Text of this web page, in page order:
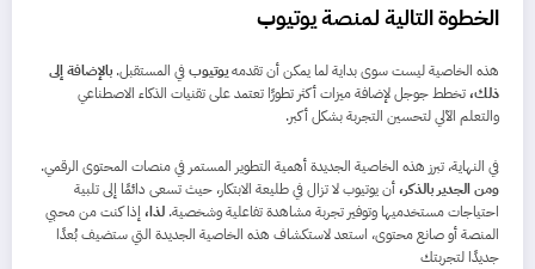
الخطوة التالية لمنصة يوتيوب
هذه الخاصية ليست سوى بداية لما يمكن أن تقدمهيوتيوبفي المستقبل. بالإضافة إلى
ذلك،تخطط جوجل لإضافة ميزات أكثر تطورًا تعتمد على تقنيات الذكاء الاصطناعي
والتعلم الآلي لتحسين التجربة بشكل أكبر.
في النهاية، تبرز هذه الخاصية الجديدة أهمية التطوير المستمر في منصات المحتوى الرقمي.
ومن الجدير بالذكر،أن يوتيوب لا تزال في طليعة الابتكار، حيث تسعى دائمًا إلى تلبية
احتياجات مستخدميها وتوفير تجربة مشاهدة تفاعلية وشخصية. لذا، إذا كنت من محبي
المنصة أو صانع محتوى، استعد لاستكشاف هذه الخاصية الجديدة التي ستضيف بُعدًا
جديدًا لتجربتك